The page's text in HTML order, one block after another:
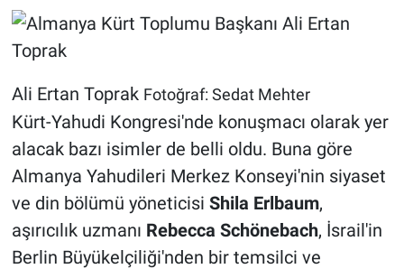
Ali Ertan Toprak Fotoğraf: Sedat Mehter
Kürt-Yahudi Kongresi'nde konuşmacı olarak yer
alacak bazı isimler de belli oldu. Buna göre
Almanya Yahudileri Merkez Konseyi'nin siyaset
ve din bölümü yöneticisi Shila Erlbaum,
aşırıcılık uzmanı Rebecca Schönebach, İsrail'in
Berlin Büyükelçiliği'nden bir temsilci ve